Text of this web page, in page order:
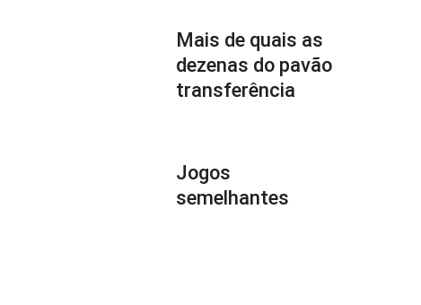
Mais de quais as
dezenas do pavão
transferência
Jogos
semelhantes